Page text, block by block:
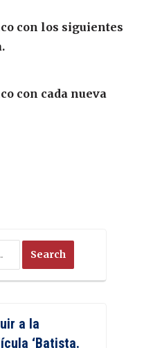
con los siguientes
con cada nueva
a la
‘Batista.